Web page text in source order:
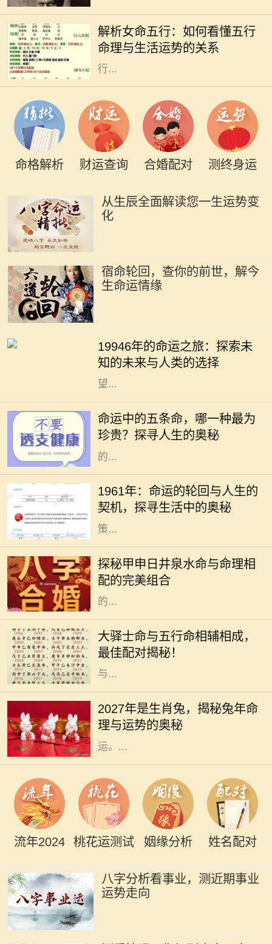
解析女命五行：如何看懂五行
命理与生活运势的关系
运的重要工具。五行分别为金、木、
水、火、土，它们相互生克，影响着
每个人的命运。特别是女性命理，五
行...
命格解析 财运查询 合婚配对 测终身运
从生辰全面解读您一生运势变
化
宿命轮回，查你的前世，解今
生命运情缘
19946年的命运之旅：探索未
知的未来与人类的选择
来与人类的选择 19946年，这一年在
人类历史的长河中似乎显得异常遥
远。若我们从今日的视角向未来展
望...
命运中的五条命，哪一种最为
珍贵？探寻人生的奥秘
在人生的旅途中，我们每个人都在不
断探索自身的命运，而命运通常被视
为未知而神秘。在中国文化中，“五
条命”是一个富有哲理性的概念，指
的...
1961年：命运的轮回与人生的
契机，探寻生活中的奥秘
1961年，这是一个在历史长河中略显
平淡却又值得我们深思的年份。在这
一年，许多人经历了生命中的重大转
折，也采取了改变人生方向的重要决
策...
探秘甲申日井泉水命与命理相
配的完美组合
在庞大的命理学世界中，甲申日井泉
水命是其中的一颗璀璨明珠。它所象
征的内涵和特质，使得它在众多命格
中拥有独特的魅力和影响力。命理学
的...
大驿士命与五行命相辅相成，
最佳配对揭秘！
在命理学中，不同命格之间的相互关
系和配合极为重要。大驿士命是一种
独特的命格，它以其强烈的适应能力
和创新精神而著称。然而，只有当它
与...
2027年是生肖兔，揭秘兔年命
理与运势的奥秘
2027年即将到来，而在这一年里，生
肖兔将再次成为人们关注的焦点。兔
年象征着温和、机灵、祥和的特质，
许多人都希望能够在兔年中收获好
运。...
流年2024 桃花运测试 姻缘分析 姓名配对
八字分析看事业，测近期事业
运势走向